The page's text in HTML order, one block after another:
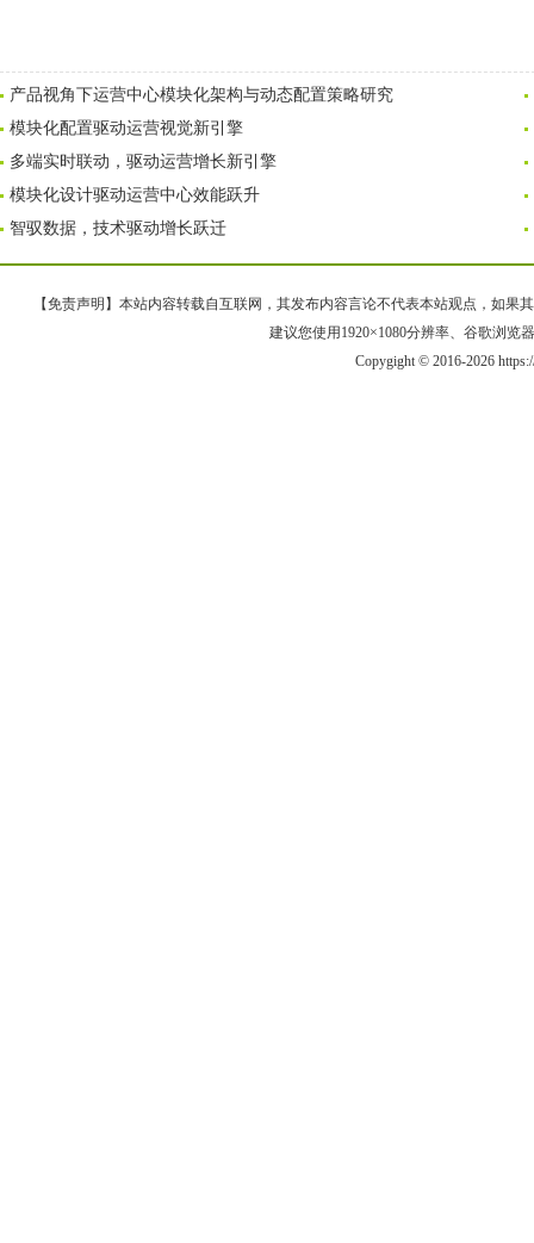
产品视角下运营中心模块化架构与动态配置策略研究
模块化配置驱动运营视觉新引擎
多端实时联动，驱动运营增长新引擎
模块化设计驱动运营中心效能跃升
智驭数据，技术驱动增长跃迁
【免责声明】本站内容转载自互联网，其发布内容言论不代表本站观点，如果
建议您使用1920×1080分辨率、谷歌浏览
Copygight © 2016-2026